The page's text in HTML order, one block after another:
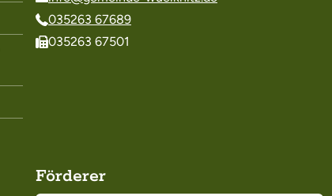
035263 67689
035263 67501
Förderer